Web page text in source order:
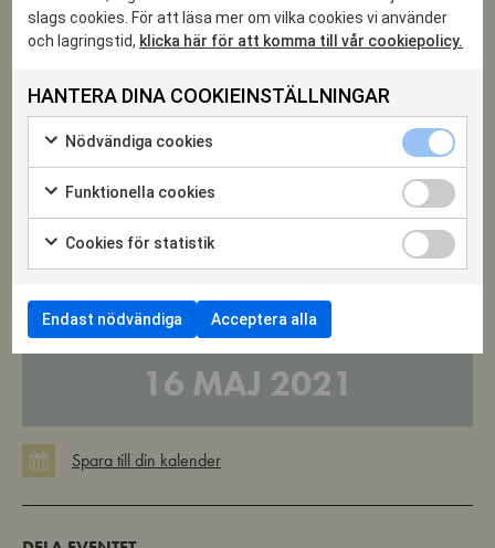
hjälp och stöd efter cancer,swisha valfritt belopp till 900
2064.
Läs intervju med Kristina :
Föranmälan för eventet är stängd.
10 MAJ 2021
—
16 MAJ 2021
slags cookies. För att läsa mer om vilka cookies vi använder
och lagringstid, klicka här för att komma till vår cookiepolicy.
HANTERA DINA COOKIEINSTÄLLNINGAR
Nödvändiga cookies
att
samtycka
användning
av
cookies
Nödvändiga
cookies
kryssruta
Funktionella cookies
att
samtycka
användning
av
Funktionella
cookies
Funktionella
cookies
kryssruta
Cookies för statistik
att
samtycka
användning
Cookies
för
statistik
Endast nödvändiga Acceptera alla